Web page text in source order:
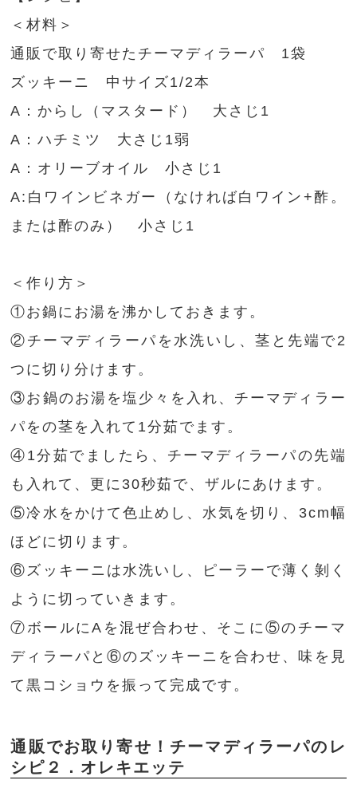
＜材料＞
通販で取り寄せたチーマディラーパ 1袋
ズッキーニ 中サイズ1/2本
A：からし（マスタード） 大さじ1
A：ハチミツ 大さじ1弱
A：オリーブオイル 小さじ1
A:白ワインビネガー（なければ白ワイン+酢。
または酢のみ） 小さじ1
＜作り方＞
①お鍋にお湯を沸かしておきます。
②チーマディラーパを水洗いし、茎と先端で2
つに切り分けます。
③お鍋のお湯を塩少々を入れ、チーマディラー
パをの茎を入れて1分茹でます。
④1分茹でましたら、チーマディラーパの先端
も入れて、更に30秒茹で、ザルにあけます。
⑤冷水をかけて色止めし、水気を切り、3cm幅
ほどに切ります。
⑥ズッキーニは水洗いし、ピーラーで薄く剝く
ように切っていきます。
⑦ボールにAを混ぜ合わせ、そこに⑤のチーマ
ディラーパと⑥のズッキーニを合わせ、味を見
て黒コショウを振って完成です。
通販でお取り寄せ！チーマディラーパのレ
シピ２．オレキエッテ